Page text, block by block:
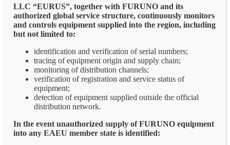
LLC “EURUS”, together with FURUNO and its
authorized global service structure, continuously monitors
and controls equipment supplied into the region, including
but not limited to:
identification and verification of serial numbers;
tracing of equipment origin and supply chain;
monitoring of distribution channels;
verification of registration and service status of
equipment;
detection of equipment supplied outside the official
distribution network.
In the event unauthorized supply of FURUNO equipment
into any EAEU member state is identified: